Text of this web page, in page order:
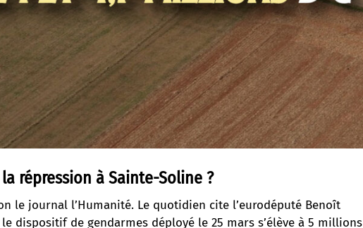
répression à Sainte-Soline ?
le journal l’Humanité. Le quotidien cite l’eurodéputé Benoît
dispositif de gendarmes déployé le 25 mars s’élève à 5 millions